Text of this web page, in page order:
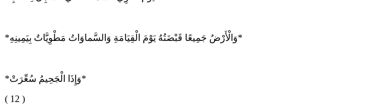
*وَالْأَرْضُ جَمِيعًا قَبْضَتُهُ يَوْمَ الْقِيَامَةِ وَالسَّماوَاتُ مَطْوِيَّاتٌ بِيَمِينِهِ*
*وَإِذَا الْجَحِيمُ سُعِّرَتْ*
( 12 )